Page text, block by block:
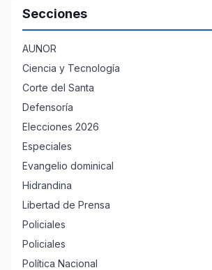
Secciones
AUNOR
Ciencia y Tecnología
Corte del Santa
Defensoría
Elecciones 2026
Especiales
Evangelio dominical
Hidrandina
Libertad de Prensa
Policiales
Policiales
Política Nacional